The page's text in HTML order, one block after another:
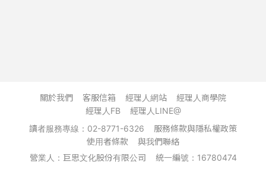
關於我們 客服信箱 經理人網站
經理人商學院
經理人FB
經理人LINE@
讀者服務專線：02-8771-6326
服務條款與隱私權政策
使用者條款
與我們聯絡
營業人：巨思文化股份有限公司
統一編號：16780474